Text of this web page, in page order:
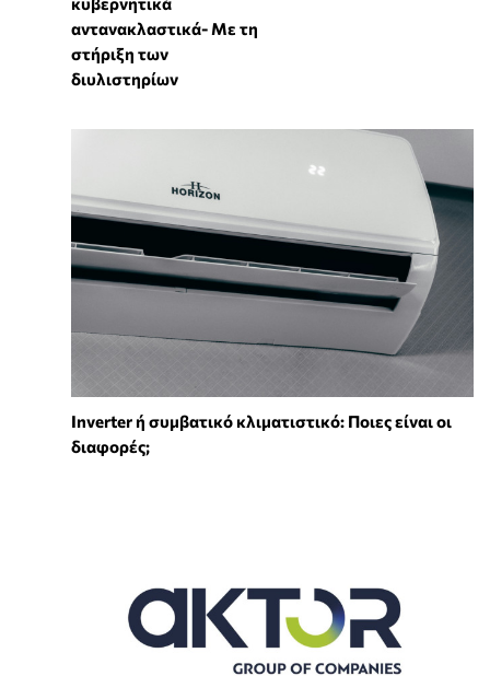
αντανακλαστικά- Με τη
στήριξη των
διυλιστηρίων
Inverter ή συμβατικό κλιματιστικό: Ποιες είναι οι
διαφορές;